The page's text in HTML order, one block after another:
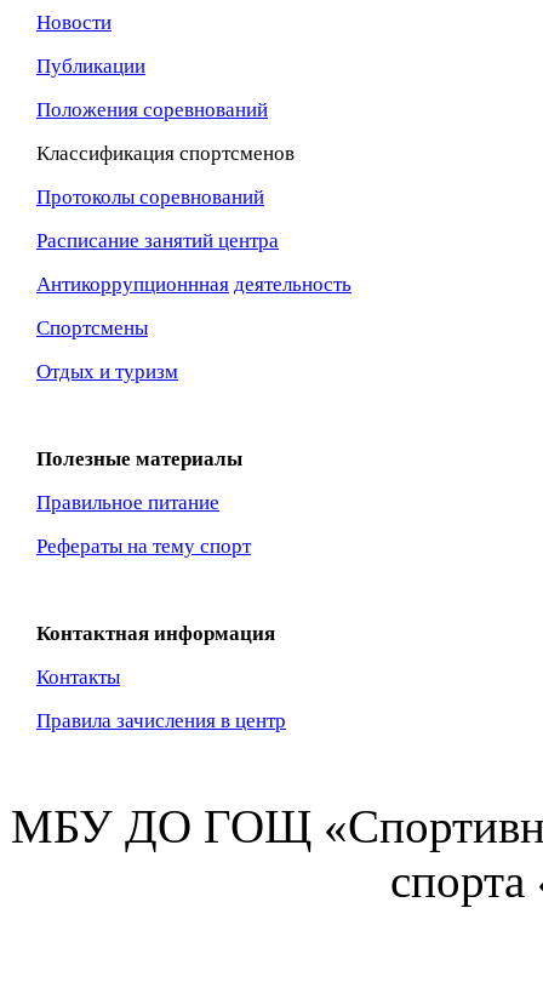
Новости
Публикации
Положения соревнований
Классификация спортсменов
Протоколы соревнований
Расписание занятий центра
Антикоррупционнная деятельность
Спортсмены
Отдых и туризм
Полезные материалы
Правильное питание
Рефераты на тему спорт
Контактная информация
Контакты
Правила зачисления в центр
МБУ ДО ГОЩ